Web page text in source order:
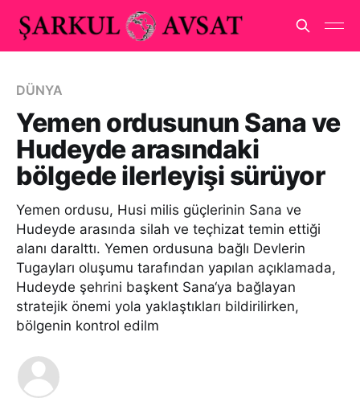
DÜNYA
Yemen ordusunun Sana ve
Hudeyde arasındaki
bölgede ilerleyişi sürüyor
Yemen ordusu, Husi milis güçlerinin Sana ve
Hudeyde arasında silah ve teçhizat temin ettiği
alanı daralttı. Yemen ordusuna bağlı Devlerin
Tugayları oluşumu tarafından yapılan açıklamada,
Hudeyde şehrini başkent Sana‘ya bağlayan
stratejik önemi yola yaklaştıkları bildirilirken,
bölgenin kontrol edilm